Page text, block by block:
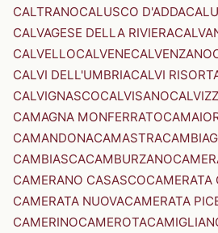
CALTRANOCALUSCO D'ADDA
CALVAGESE DELLA RIVIERA
CALVELLOCALVENECALVENZANO
CALVI DELL'UMBRIACALVI
CALVIGNASCOCALVISANO
CAMAGNA MONFERRATO
CAMANDONACAMASTRA
CAMBIASCACAMBURZANO
CAMERANO CASASCOCAMERATA
CAMERATA NUOVACAMERATA
CAMERINOCAMEROTA